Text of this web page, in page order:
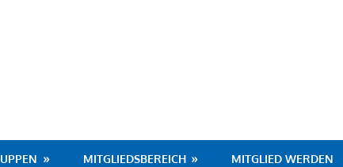
MITGLIEDSBEREICH MITGLIED WERDEN